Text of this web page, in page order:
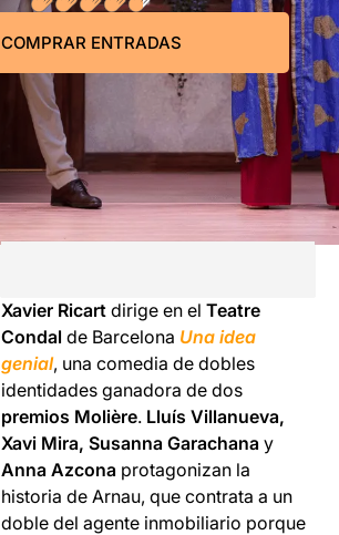
COMPRAR ENTRADAS
Xavier Ricart dirige en elTeatre
Condalde Barcelona Una idea
genial, una comedia de dobles
identidades ganadora de dos
premios Molière. Lluís Villanueva,
Xavi Mira, Susanna Garachana y
Anna Azcona protagonizan la
historia de Arnau, que contrata a un
doble del agente inmobiliario porque